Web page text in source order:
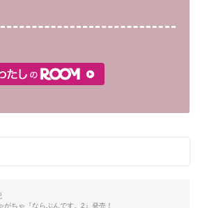
がちゃ『ならぶんです。2』発売！